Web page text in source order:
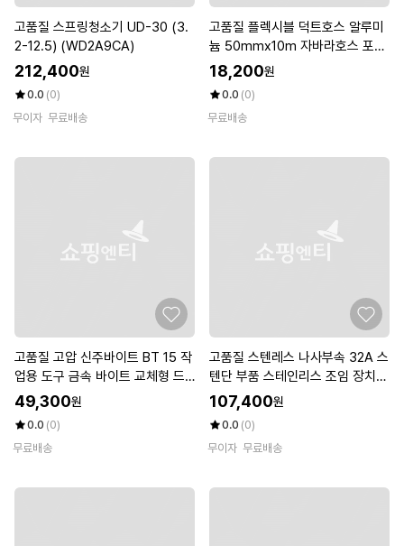
고품질 스프링청소기 UD-30 (3.
2-12.5) (WD2A9CA)
212,400원
0.0 (0)
무이자 무료배송
고품질 플렉시블 덕트호스 알루미
늄 50mmx10m 자바라호스 포터
블팬 (WFJ2SQ9)
18,200원
0.0 (0)
무료배송
고품질 고압 신주바이트 BT 15 작
업용 도구 금속 바이트 교체형 드
릴 (WFKKKGX)
49,300원
0.0 (0)
무료배송
고품질 스텐레스 나사부속 32A 스
텐단 부품 스테인리스 조임 장치
(WFKJINA)
107,400원
0.0 (0)
무이자 무료배송